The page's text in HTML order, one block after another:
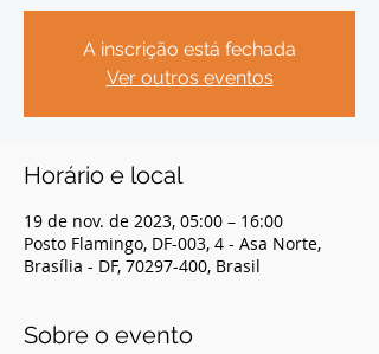
A inscrição está fechada
Ver outros eventos
Horário e local
19 de nov. de 2023, 05:00 – 16:00
Posto Flamingo, DF-003, 4 - Asa Norte,
Brasília - DF, 70297-400, Brasil
Sobre o evento